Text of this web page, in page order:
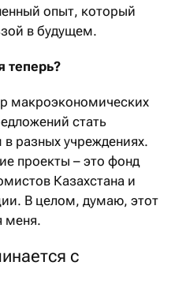
опыт, который
в будущем.
теперь?
макроэкономических
стать
разных учреждениях.
проекты – это фонд
Казахстана и
В целом, думаю, этот
меня.
с